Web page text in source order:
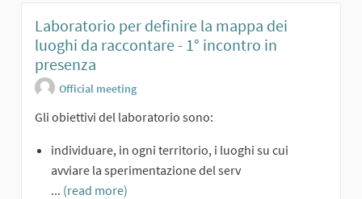
Laboratorio per definire la mappa dei
luoghi da raccontare - 1° incontro in
presenza
Official meeting
Gli obiettivi del laboratorio sono:
individuare, in ogni territorio, i luoghi su cui
avviare la sperimentazione del serv
... (read more)